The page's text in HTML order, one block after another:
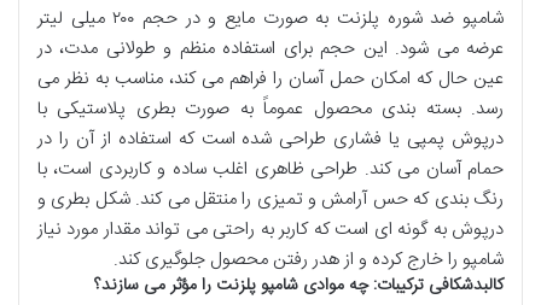
شامپو ضد شوره پلزنت به صورت مایع و در حجم ۲۰۰ میلی لیتر
عرضه می شود. این حجم برای استفاده منظم و طولانی مدت، در
عین حال که امکان حمل آسان را فراهم می کند، مناسب به نظر می
رسد. بسته بندی محصول عموماً به صورت بطری پلاستیکی با
درپوش پمپی یا فشاری طراحی شده است که استفاده از آن را در
حمام آسان می کند. طراحی ظاهری اغلب ساده و کاربردی است، با
رنگ بندی که حس آرامش و تمیزی را منتقل می کند. شکل بطری و
درپوش به گونه ای است که کاربر به راحتی می تواند مقدار مورد نیاز
شامپو را خارج کرده و از هدر رفتن محصول جلوگیری کند.
کالبدشکافی ترکیبات: چه موادی شامپو پلزنت را مؤثر می سازند؟